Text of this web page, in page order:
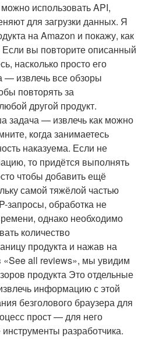
использовать API,
для загрузки данных. Я
на Amazon и покажу, как
вы повторите описанный
насколько просто его
— извлечь все обзоры
повторять за
другой продукт.
задача — извлечь как можно
когда занимаетесь
наказуема. Если не
то придётся выполнять
чтобы добавить ещё
самой тяжёлой частью
запросы, обработка не
однако необходимо
количество
продукта и нажав на
«See all reviews», мы увидим
продукта Это отдельные
информацию с этой
безголового браузера для
прост — для него
разработчика.